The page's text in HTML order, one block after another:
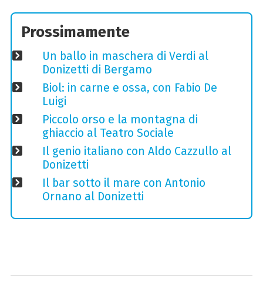
Prossimamente
Un ballo in maschera di Verdi al
Donizetti di Bergamo
Biol: in carne e ossa, con Fabio De
Luigi
Piccolo orso e la montagna di
ghiaccio al Teatro Sociale
Il genio italiano con Aldo Cazzullo al
Donizetti
Il bar sotto il mare con Antonio
Ornano al Donizetti